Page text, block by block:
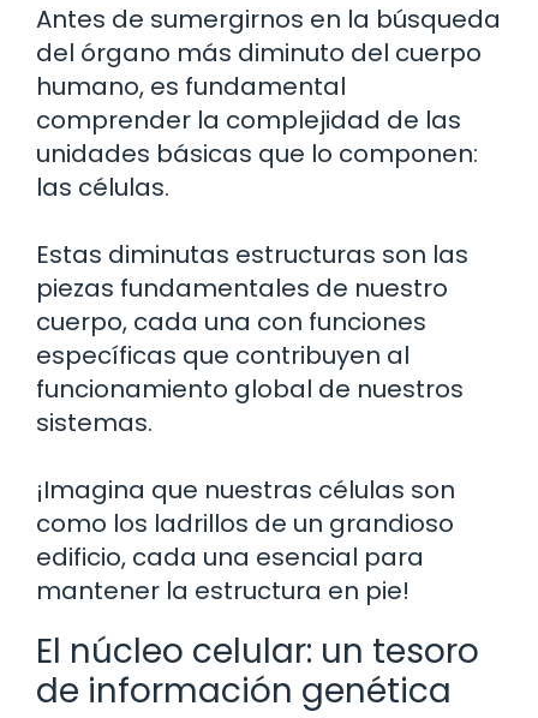
Antes de sumergirnos en la búsqueda
del órgano más diminuto del cuerpo
humano, es fundamental
comprender la complejidad de las
unidades básicas que lo componen:
las células.
Estas diminutas estructuras son las
piezas fundamentales de nuestro
cuerpo, cada una con funciones
específicas que contribuyen al
funcionamiento global de nuestros
sistemas.
¡Imagina que nuestras células son
como los ladrillos de un grandioso
edificio, cada una esencial para
mantener la estructura en pie!
El núcleo celular: un tesoro
de información genética